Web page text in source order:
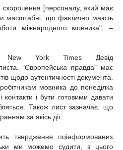
[персоналу, який має
масштабні, що фактично мають
міжнародного мовника", –
New York Times Девід
"Європейська правда" має
щодо аутентичності документа.
мовника до понеділка
контакти і бути готовими давати
Також лист зазначає, що
за якісь дії.
твердження поінформованих
ми можемо судити, з цього